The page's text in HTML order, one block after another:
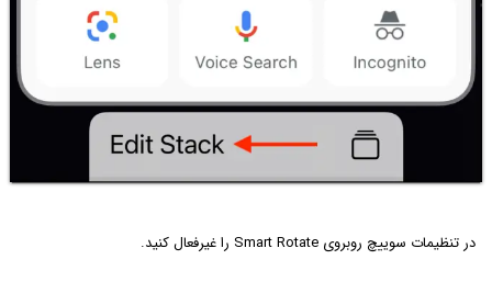
در تنظیمات سوییچ روبروی Smart Rotate را غیرفعال کنید.